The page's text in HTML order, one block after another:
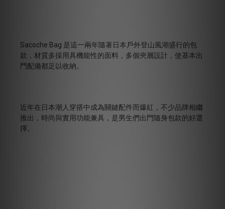
Sacoche Bag 是這一兩年隨著日本戶外登山風潮盛行的包
款，材質多採用具機能性的面料，多個夾層設計，使基本出
門配備都足以收納。
近年在日本潮人穿搭中成為關鍵配件而爆紅，不少品牌相繼
推出，時尚與實用功能兼具，是男生們出門隨身包款的好選
擇。